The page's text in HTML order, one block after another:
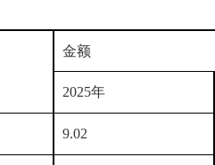
金额
2025年
9.02